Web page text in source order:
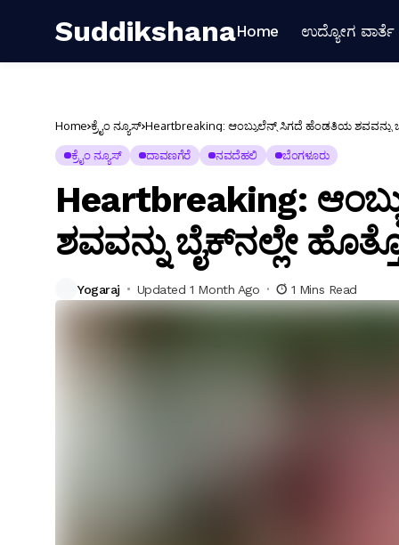
SuddikshanaHome ಉದ್ಯೋಗ ವಾರ್ತೆ
Home ಕ್ರೈಂ ನ್ಯೂಸ್ Heartbreaking: ಆಂಬ್ಯುಲೆನ್ಸ್ ಸಿಗದೆ ಹೆಂಡತಿಯ ಶವವನ್ನು
ಕ್ರೈಂ ನ್ಯೂಸ್ ದಾವಣಗೆರೆ ನವದೆಹಲಿ ಬೆಂಗಳೂರು
Heartbreaking:
ಶವವನ್ನು ಬೈಕ್‌ನಲ್ಲೇ
Yogaraj Updated 1 Month Ago 1 Mins Read